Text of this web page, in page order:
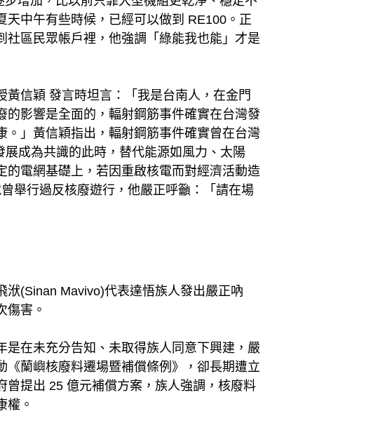
中午有些時候，已經可以做到 RE100。正
區民眾帳戶裡，他強調「綠能我也能」才是
信穎 發言時坦言：「我是台南人，在金門
影響是全面的，輻射鋼筋事件確實在台灣發
」黃信穎指出，輻射鋼筋事件確實曾在台灣
成為共識的此時，替代能源如風力、太陽
電網基礎上，若因重啟核電而對經濟活動造
舉行過反核廢遊行，他嚴正呼籲：「請在場
洑(Sinan Mavivo)代表達悟族人發出嚴正吶
傷害。
在未充分告知、未取得族人同意下興建，嚴
蘭嶼核廢料遷場暨補償條例》，卻長期遭立
提出 25 億元補償方案，族人強調，核廢料
權。